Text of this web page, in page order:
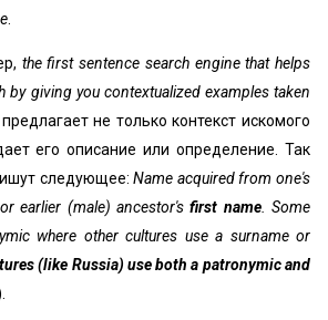
the first sentence search engine that helps
by giving you contextualized examples taken
не только контекст искомого
его описание или определение. Так
следующее:Name acquired from one's
earlier (male) ancestor'sfirst name. Some
where other cultures use a surname or
(like Russia) use both a patronymic and